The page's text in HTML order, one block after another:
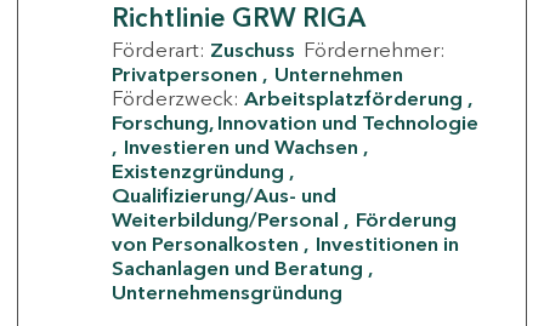
Richtlinie GRW RIGA
Förderart: Zuschuss Fördernehmer:
Privatpersonen
Unternehmen
Förderzweck: Arbeitsplatzförderung
Forschung, Innovation und Technologie
Investieren und Wachsen
Existenzgründung
Qualifizierung/Aus- und
Weiterbildung/Personal
Förderung
von Personalkosten
Investitionen in
Sachanlagen und Beratung
Unternehmensgründung